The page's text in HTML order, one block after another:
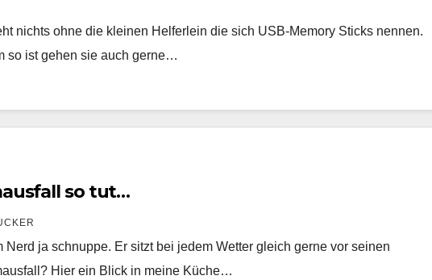
nichts ohne die kleinen Helferlein die sich USB-Memory Sticks nennen.
so ist gehen sie auch gerne…
so tut…
ja schnuppe. Er sitzt bei jedem Wetter gleich gerne vor seinen
Hier ein Blick in meine Küche…